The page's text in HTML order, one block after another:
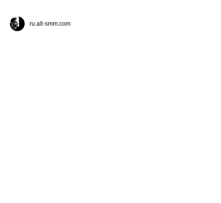
ru.all-smm.com